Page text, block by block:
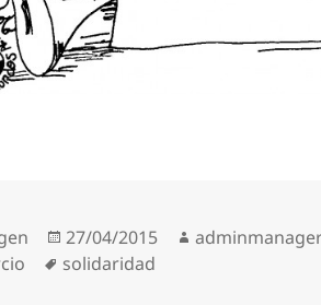
Publicado
el
27/04/2015 Autor
Etiquetas
solidaridad